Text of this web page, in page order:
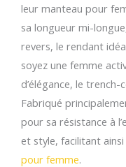
leur manteau pour
sa longueur mi-
revers, le rendant
soyez une femme
d’élégance, le
Fabriqué
pour sa résistance à
et style, facilitant
pour femme.